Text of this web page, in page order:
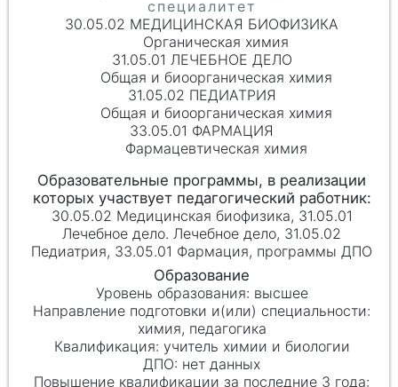
30.05.02 МЕДИЦИНСКАЯ БИОФИЗИКА
Органическая химия
31.05.01 ЛЕЧЕБНОЕ ДЕЛО
Общая и биоорганическая химия
31.05.02 ПЕДИАТРИЯ
Общая и биоорганическая химия
33.05.01 ФАРМАЦИЯ
Фармацевтическая химия
30.05.02 Медицинская биофизика, 31.05.01
Лечебное дело. Лечебное дело, 31.05.02
Педиатрия, 33.05.01 Фармация, программы ДПО
высшее
химия, педагогика
учитель химии и биологии
нет данных